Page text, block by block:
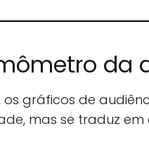
da
gráficos de
mas se traduz